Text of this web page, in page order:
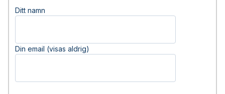
Ditt namn
Din email (visas aldrig)